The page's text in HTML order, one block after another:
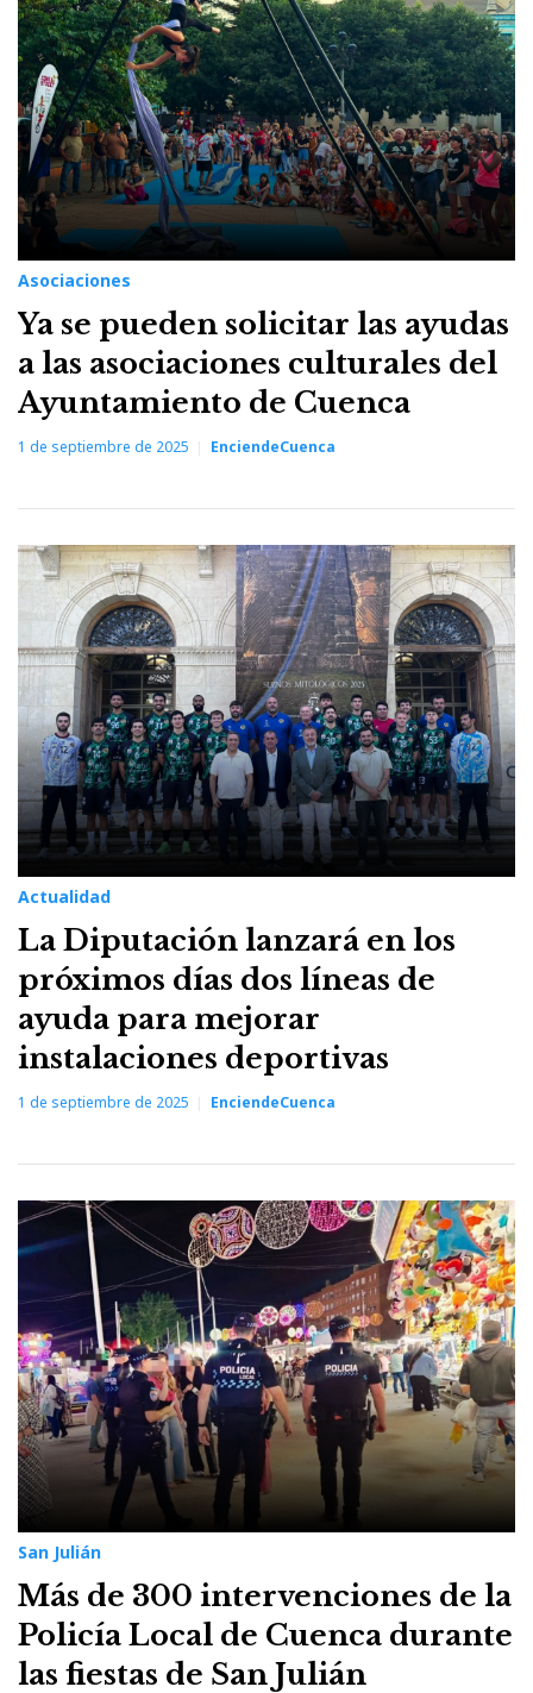
Asociaciones
Ya se pueden solicitar las ayudas
a las asociaciones culturales del
Ayuntamiento de Cuenca
1 de septiembre de 2025 EnciendeCuenca
Actualidad
La Diputación lanzará en los
próximos días dos líneas de
ayuda para mejorar
instalaciones deportivas
1 de septiembre de 2025 EnciendeCuenca
San Julián
Más de 300 intervenciones de la
Policía Local de Cuenca durante
las fiestas de San Julián